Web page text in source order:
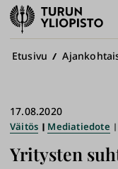
Turun
yliopisto
Murupolku
Etusivu
Yritysten
17.08.2020
Väitös Mediatiedote